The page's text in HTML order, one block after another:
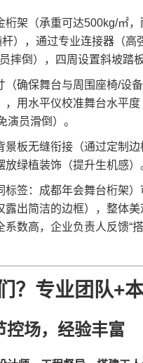
桁架（承重可达500kg/㎡
），通过专业连接器（
摔倒），四周设置斜坡踏
（确保舞台与周围座椅/设
，用水平仪校准舞台水平
演员滑倒）。
景板无缝衔接（通过定制
绿植装饰（提升生机感）
签：成都年会舞台桁架
露出简洁的边框），整体
数高，企业负责人反馈“
？专业团队+
控场，经验丰富